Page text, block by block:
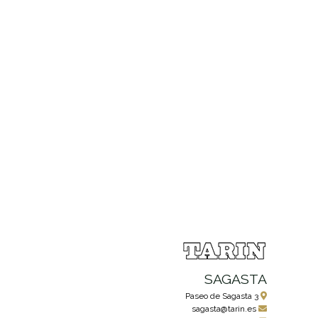
SAGASTA
Paseo de Sagasta 3
sagasta@tarin.es